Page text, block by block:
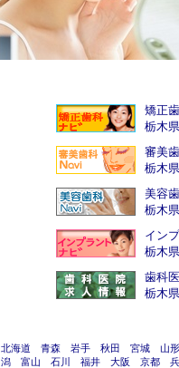
矯正
栃木
審美
栃木
美容
栃木
イン
栃木
歯科
栃木
北海道 青森 岩手 秋田 宮城
山形
潟
富山 石川 福井 大阪 京都